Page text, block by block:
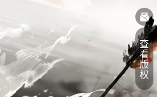
查
看
版
权